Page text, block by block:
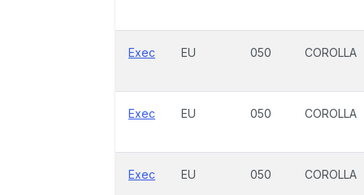
Exec EU 050 COROLLA
Exec EU 050 COROLLA
Exec EU 050 COROLLA